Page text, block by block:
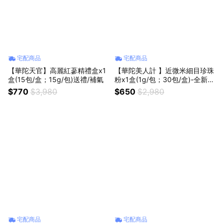
宅配商品
【華陀天官】高麗紅蔘精禮盒x1
盒(15包/盒；15g/包)送禮/補氣
$770 $3,980
宅配商品
【華陀美人計 】近微米細目珍珠
粉x1盒(1g/包；30包/盒)-全新包
裝 美妍/潤澤/好氣色
$650 $2,980
宅配商品 宅配商品